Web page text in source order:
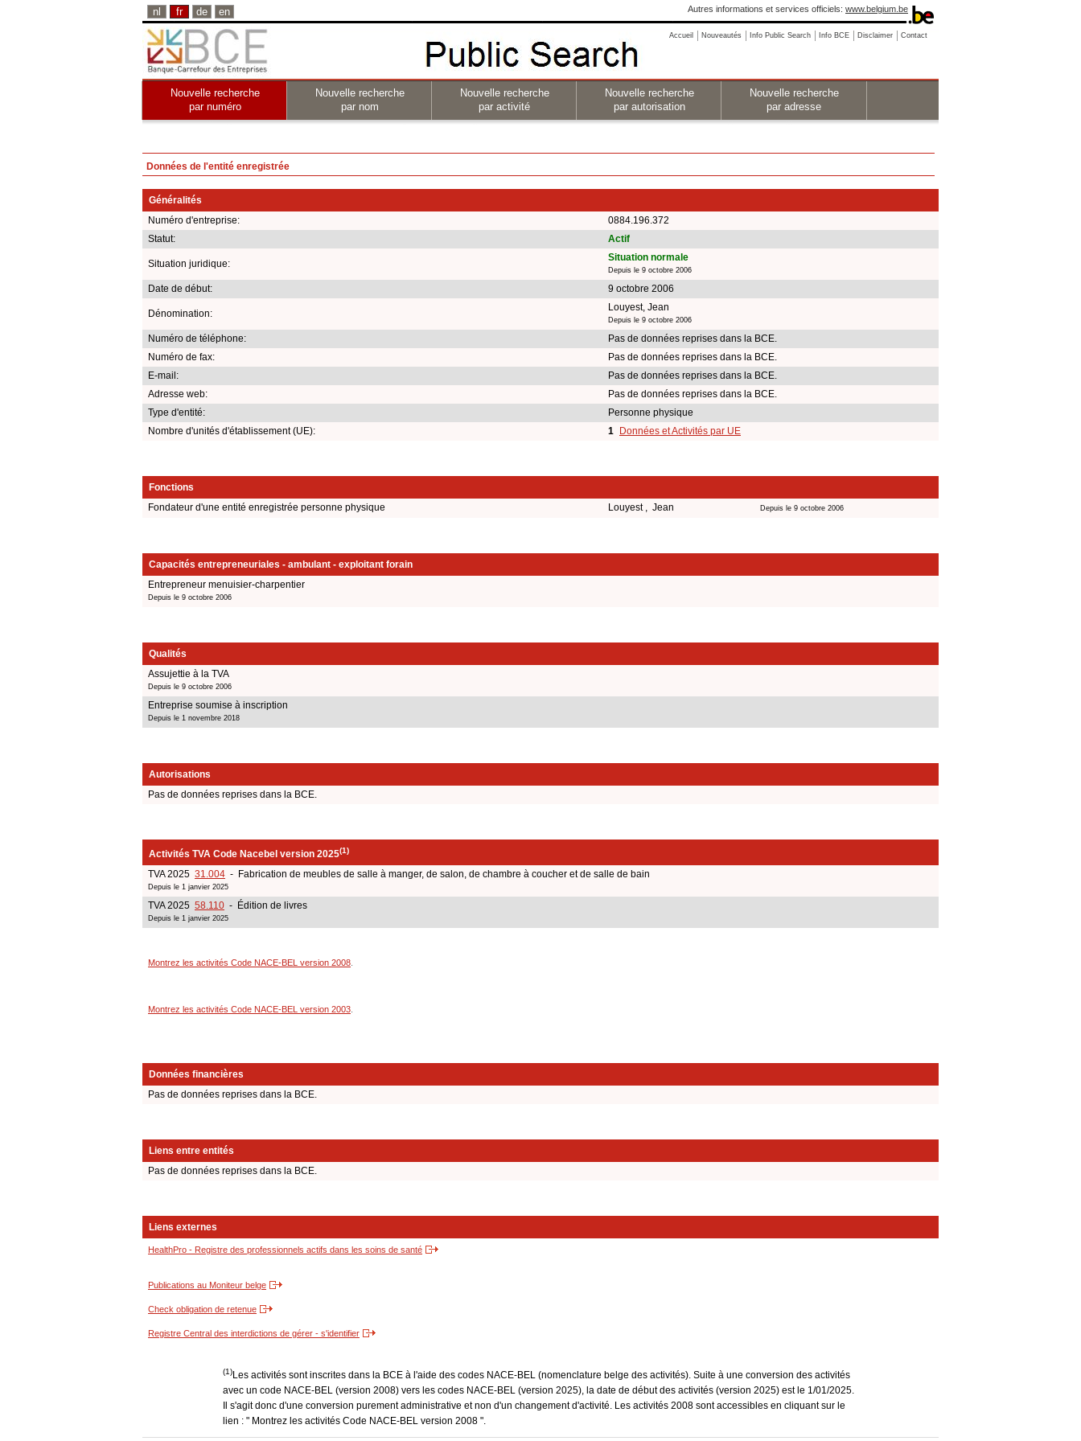
nl fr de en Autres informations et services officiels: www.belgium.be
Accueil Nouveautés Info Public Search Info BCE Disclaimer Contact
Nouvelle recherche
par numéro
Nouvelle recherche
par nom
Nouvelle recherche
par activité
Nouvelle recherche
par autorisation
Nouvelle recherche
par adresse
Données de l'entité enregistrée
Généralités
Numéro d'entreprise:
0884.196.372
Statut:
Actif
Situation juridique:
Situation normale
Depuis le 9 octobre 2006
Date de début: 9 octobre 2006
Dénomination:
Louyest, Jean
Depuis le 9 octobre 2006
Numéro de téléphone:
Pas de données reprises dans la BCE.
Numéro de fax:
Pas de données reprises dans la BCE.
E-mail:
Pas de données reprises dans la BCE.
Adresse web:
Pas de données reprises dans la BCE.
Type d'entité:
Personne physique
Nombre d'unités d'établissement (UE):
1 Données et Activités par UE
Fonctions
Fondateur d'une entité enregistrée personne physique
Louyest , Jean Depuis le 9 octobre 2006
Capacités entrepreneuriales - ambulant - exploitant forain
Entrepreneur menuisier-charpentier
Depuis le 9 octobre 2006
Qualités
Assujettie à la TVA
Depuis le 9 octobre 2006
Entreprise soumise à inscription
Depuis le 1 novembre 2018
Autorisations
Pas de données reprises dans la BCE.
Activités TVA Code Nacebel version 2025(1)
TVA 2025 31.004 - Fabrication de meubles de salle à manger, de salon, de chambre à coucher et de salle de bain
Depuis le 1 janvier 2025
TVA 2025 58.110 - Édition de livres
Depuis le 1 janvier 2025
Montrez les activités Code NACE-BEL version 2008
Montrez les activités Code NACE-BEL version 2003
Données financières
Pas de données reprises dans la BCE.
Liens entre entités
Pas de données reprises dans la BCE.
Liens externes
HealthPro - Registre des professionnels actifs dans les soins de santé
Publications au Moniteur belge
Check obligation de retenue
Registre Central des interdictions de gérer - s'identifier
(1)Les activités sont inscrites dans la BCE à l'aide des codes NACE-BEL (nomenclature belge des activités). Suite à une conversion des activités
avec un code NACE-BEL (version 2008) vers les codes NACE-BEL (version 2025), la date de début des activités (version 2025) est le 1/01/2025.
Il s'agit donc d'une conversion purement administrative et non d'un changement d'activité. Les activités 2008 sont accessibles en cliquant sur le
lien : " Montrez les activités Code NACE-BEL version 2008 ".